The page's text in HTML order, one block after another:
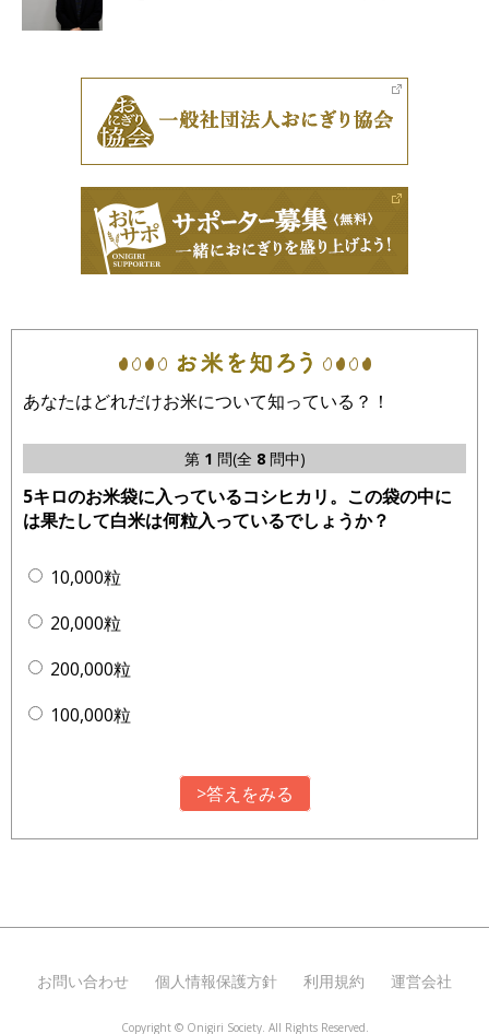
あなたはどれだけお米について知っている？！
第 1 問(全 8問中)
5キロのお米袋に入っているコシヒカリ。この袋の中に
は果たして白米は何粒入っているでしょうか？
10,000粒
20,000粒
200,000粒
100,000粒
>答えをみる
お問い合わせ 個人情報保護方針 利用規約 運営会社
Copyright © Onigiri Society. All Rights Reserved.